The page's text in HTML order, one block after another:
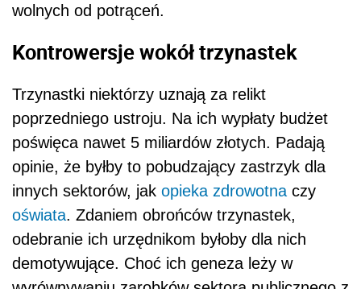
wolnych od potrąceń.
Kontrowersje wokół trzynastek
Trzynastki niektórzy uznają za relikt
poprzedniego ustroju. Na ich wypłaty budżet
poświęca nawet 5 miliardów złotych. Padają
opinie, że byłby to pobudzający zastrzyk dla
innych sektorów, jak opieka zdrowotna czy
oświata. Zdaniem obrońców trzynastek,
odebranie ich urzędnikom byłoby dla nich
demotywujące. Choć ich geneza leży w